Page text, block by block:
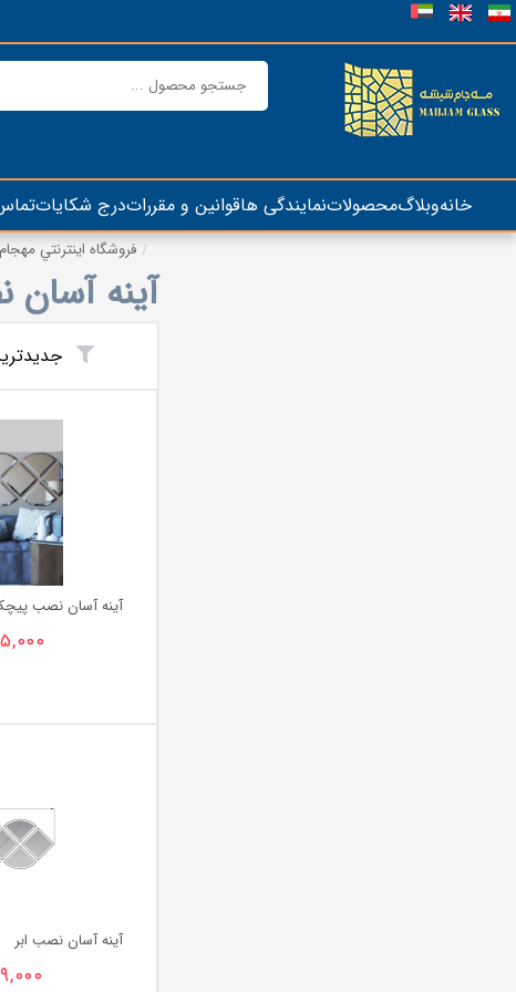
خانهوبلاگمحصولاتنمایندگی هاقوانین و مقرراتدرج شکایات
فروشگاه اينترنتي
آینه
آینه آسان نصب
آینه آسان نصب ابر